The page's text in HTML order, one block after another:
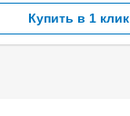
Купить в 1 клик